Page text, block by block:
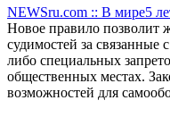
NEWSru.com :: В мире5
Новое правило
судимостей за связанные
либо специальных
общественных местах.
возможностей для